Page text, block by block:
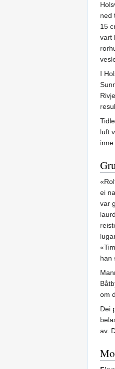
ned
15
vart
I
luft
ei
var
han
om
Dei
av.